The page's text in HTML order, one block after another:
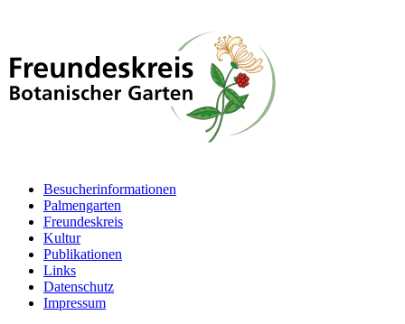
Besucherinformationen
Palmengarten
Freundeskreis
Kultur
Publikationen
Links
Datenschutz
Impressum